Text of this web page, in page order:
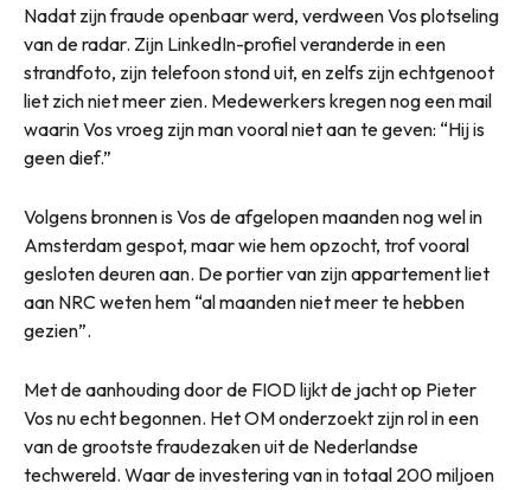
Nadat zijn fraude openbaar werd, verdween Vos plotseling
van de radar. Zijn LinkedIn-profiel veranderde in een
strandfoto, zijn telefoon stond uit, en zelfs zijn echtgenoot
liet zich niet meer zien. Medewerkers kregen nog een mail
waarin Vos vroeg zijn man vooral niet aan te geven: “Hij is
geen dief.”
Volgens bronnen is Vos de afgelopen maanden nog wel in
Amsterdam gespot, maar wie hem opzocht, trof vooral
gesloten deuren aan. De portier van zijn appartement liet
aan NRC weten hem “al maanden niet meer te hebben
gezien”.
Met de aanhouding door de FIOD lijkt de jacht op Pieter
Vos nu echt begonnen. Het OM onderzoekt zijn rol in een
van de grootste fraudezaken uit de Nederlandse
techwereld. Waar de investering van in totaal 200 miljoen